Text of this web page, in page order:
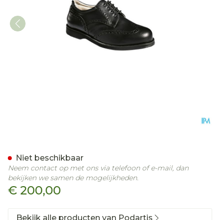
€ 200,00
Niet beschikbaar
Neem contact op met ons via telefoon of e-mail, dan
bekijken we samen de mogelijkheden.
Bekijk alle producten van Podartis